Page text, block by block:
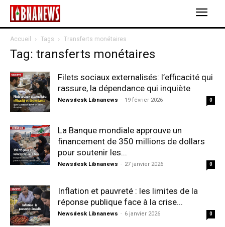
Accueil Tags Transferts monétaires
Tag: transferts monétaires
Filets sociaux externalisés: l’efficacité qui
rassure, la dépendance qui inquiète
Newsdesk Libnanews - 19 février 2026 0
La Banque mondiale approuve un
financement de 350 millions de dollars
pour soutenir les...
Newsdesk Libnanews - 27 janvier 2026 0
Inflation et pauvreté : les limites de la
réponse publique face à la crise...
Newsdesk Libnanews - 6 janvier 2026 0